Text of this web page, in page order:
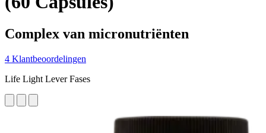
Complex van micronutriënten
4 Klantbeoordelingen
Life Light Lever Fases